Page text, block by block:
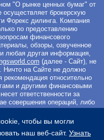
"О рынке ценных бумаг" от
брокерскую
Форекс дилинга. Компания
по предоставлению
финансового
обзоры, озвученное
любая другая информация,
(далее - Сайт), не
Ничто на Сайте не должно
рекомендация относительно
и другими финансовыми
ответственности за
совершения операций, либо
упомянутые в
начинать работу с
готовы к риску частичной и/
вы вложили. Перед
чтобы вы могли
наш веб-сайт. Узнать